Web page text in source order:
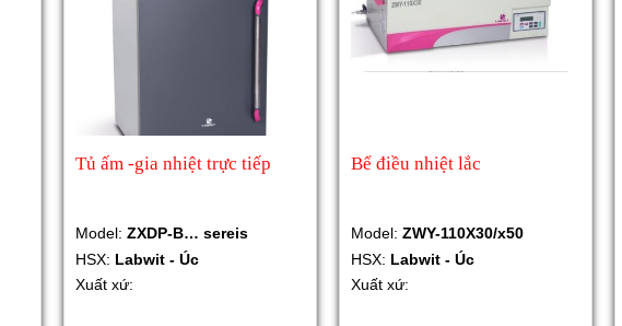
Tủ ấm -gia nhiệt trực tiếp
Model: ZXDP-B… sereis
HSX: Labwit - Úc
Xuất xứ:
Bể điều nhiệt lắc
Model: ZWY-110X30/x50
HSX: Labwit - Úc
Xuất xứ: